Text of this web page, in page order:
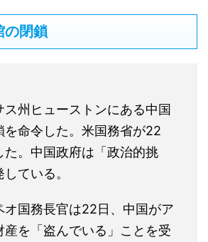
の閉鎖
州ヒューストンにある中国
を命令した。米国務省が22
た。中国政府は「政治的挑
ている。
オ国務長官は22日、中国がア
産を「盗んでいる」ことを受